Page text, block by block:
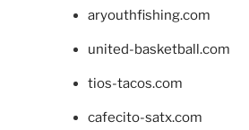
aryouthfishing.com
united-basketball.com
tios-tacos.com
cafecito-satx.com